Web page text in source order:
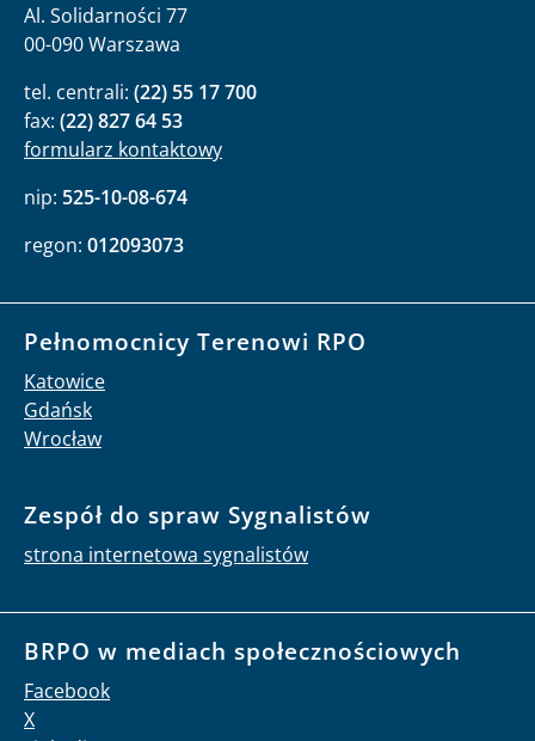
Al. Solidarności 77
00-090 Warszawa
tel. centrali: (22) 55 17 700
fax: (22) 827 64 53
formularz kontaktowy
nip: 525-10-08-674
regon: 012093073
Pełnomocnicy Terenowi RPO
Katowice
Gdańsk
Wrocław
Zespół do spraw Sygnalistów
strona internetowa sygnalistów
BRPO w mediach społecznościowych
Facebook
X